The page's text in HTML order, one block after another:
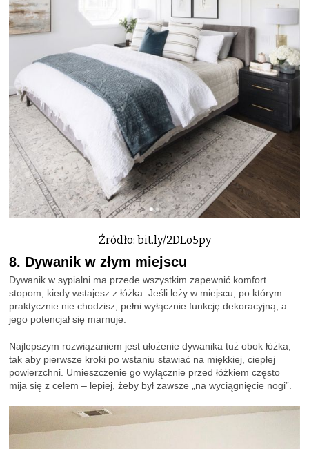
Źródło: bit.ly/2DLo5py
8. Dywanik w złym miejscu
Dywanik w sypialni ma przede wszystkim zapewnić komfort
stopom, kiedy wstajesz z łóżka. Jeśli leży w miejscu, po którym
praktycznie nie chodzisz, pełni wyłącznie funkcję dekoracyjną, a
jego potencjał się marnuje.
Najlepszym rozwiązaniem jest ułożenie dywanika tuż obok łóżka,
tak aby pierwsze kroki po wstaniu stawiać na miękkiej, ciepłej
powierzchni. Umieszczenie go wyłącznie przed łóżkiem często
mija się z celem – lepiej, żeby był zawsze „na wyciągnięcie nogi”.